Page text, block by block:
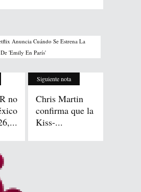
Anuncia Cuándo Se Estrena La
'Emily En París'
no
Siguiente nota
Chris Martin
confirma que la
Kiss-...